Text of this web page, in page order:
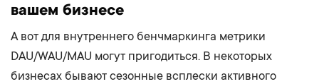
вашем бизнесе
А вот для внутреннего бенчмаркинга метрики
DAU/WAU/MAU могут пригодиться. В некоторых
бизнесах бывают сезонные всплески активного